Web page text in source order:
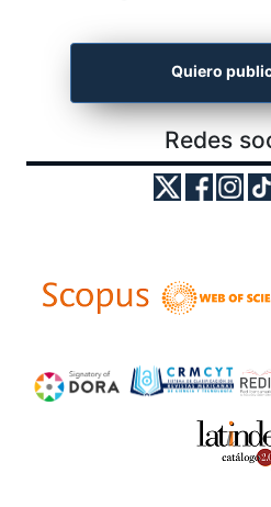
Quiero
Redes